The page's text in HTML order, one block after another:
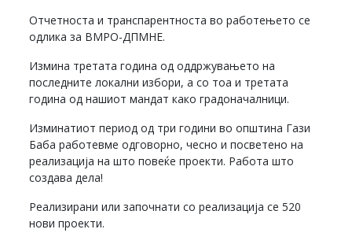
Отчетноста и транспарентноста во работењето се
одлика за ВМРО-ДПМНЕ.
Измина третата година од оддржувањето на
последните локални избори, а со тоа и третата
година од нашиот мандат како градоначалници.
Изминатиот период од три години во општина Гази
Баба работевме одговорно, чесно и посветено на
реализација на што повеќе проекти. Работа што
создава дела!
Реализирани или започнати со реализација се 520
нови проекти.